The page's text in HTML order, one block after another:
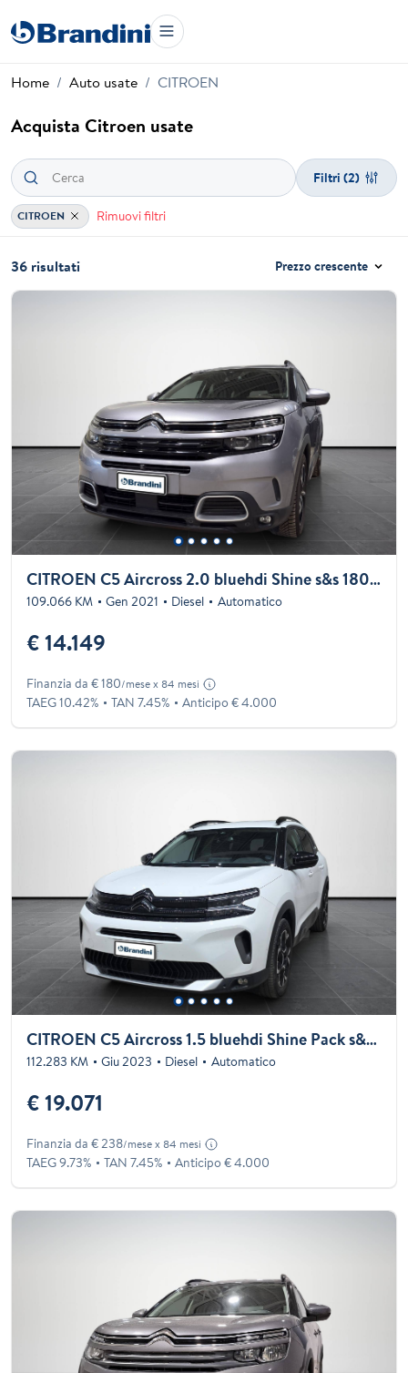
Home Auto usate CITROEN
Acquista Citroen usate
Filtri (2)
CITROEN Rimuovi filtri
36 risultati Prezzo crescente
CITROEN C5 Aircross 2.0 bluehdi Shine s&s 180cv eat8 my19
109.066 KM Gen 2021 Diesel Automatico
€ 14.149
Finanzia da € 180/mese x 84 mesi
TAEG 10.42% TAN 7.45% Anticipo € 4.000
CITROEN C5 Aircross 1.5 bluehdi Shine Pack s&s 130cv eat8
112.283 KM Giu 2023 Diesel Automatico
€ 19.071
Finanzia da € 238/mese x 84 mesi
TAEG 9.73% TAN 7.45% Anticipo € 4.000